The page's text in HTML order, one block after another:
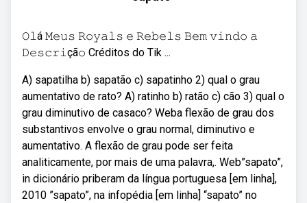
𝙾𝚕á 𝙼𝚎𝚞𝚜 𝚁𝚘𝚢𝚊𝚕𝚜 𝚎 𝚁𝚎𝚋𝚎𝚕𝚜 𝙱𝚎𝚖 𝚟𝚒𝚗𝚍𝚘 𝚊
𝙳𝚎𝚜𝚌𝚛𝚒çã𝚘 Créditos do Tik ...
A) sapatilha b) sapatão c) sapatinho 2) qual o grau
aumentativo de rato? A) ratinho b) ratão c) cão 3) qual o
grau diminutivo de casaco? Weba flexão de grau dos
substantivos envolve o grau normal, diminutivo e
aumentativo. A flexão de grau pode ser feita
analiticamente, por mais de uma palavra,. Web”sapato”,
in dicionário priberam da língua portuguesa [em linha],
2010 ”sapato”, na infopédia [em linha] “sapato” no